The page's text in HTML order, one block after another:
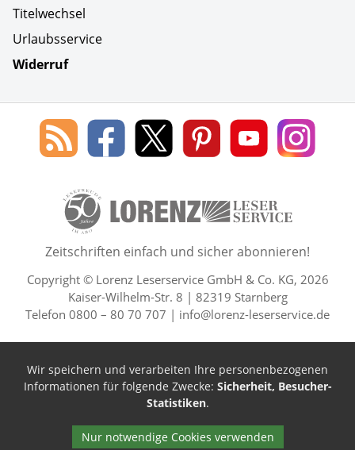
Titelwechsel
Urlaubsservice
Widerruf
Social Media
Blog
des
Leserservice
Lorenz
Leserservice
Lorenz
Leserservice
Lorenz
Leserservice
Lorenz
Leserservice
Lorenz
50 Lesefreude im Abo Jahre
Zeitschriften einfach und sicher abonnieren!
Copyright © Lorenz Leserservice GmbH & Co. KG, 2026
Kaiser-Wilhelm-Str. 8 | 82319 Starnberg
Telefon 0800 – 80 70 707 | info@lorenz-leserservice.de
Wir speichern und verarbeiten Ihre personenbezogenen
Informationen für folgende Zwecke: Sicherheit, Besucher-
Statistiken.
Nur notwendige Cookies verwenden